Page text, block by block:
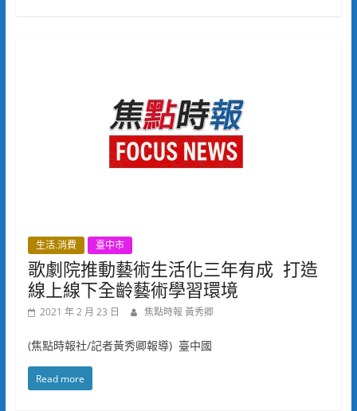
生活.消費 臺中市
歌劇院推動藝術生活化三年有成 打造
線上線下全齡藝術學習環境
2021 年 2 月 23 日 焦點時報 黃秀卿
(焦點時報社/記者黃秀卿報導) 臺中國
Read more